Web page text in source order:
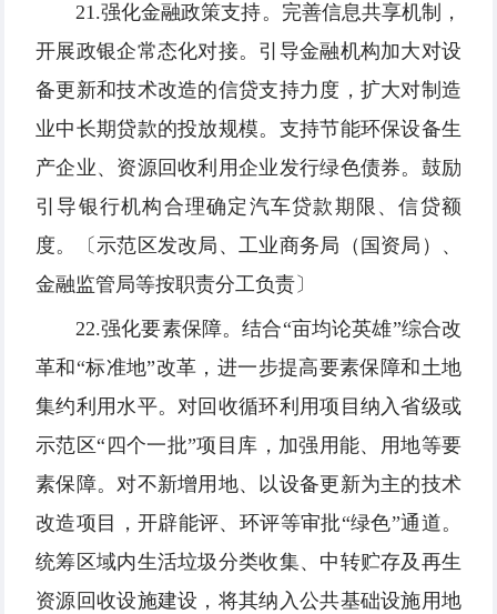
21.强化金融政策支持。完善信息共享机制，
开展政银企常态化对接。引导金融机构加大对设
备更新和技术改造的信贷支持力度，扩大对制造
业中长期贷款的投放规模。支持节能环保设备生
产企业、资源回收利用企业发行绿色债券。鼓励
引导银行机构合理确定汽车贷款期限、信贷额
度。〔示范区发改局、工业商务局（国资局）、
金融监管局等按职责分工负责〕
22.强化要素保障。结合“亩均论英雄”综合改
革和“标准地”改革，进一步提高要素保障和土地
集约利用水平。对回收循环利用项目纳入省级或
示范区“四个一批”项目库，加强用能、用地等要
素保障。对不新增用地、以设备更新为主的技术
改造项目，开辟能评、环评等审批“绿色”通道。
统筹区域内生活垃圾分类收集、中转贮存及再生
资源回收设施建设，将其纳入公共基础设施用地